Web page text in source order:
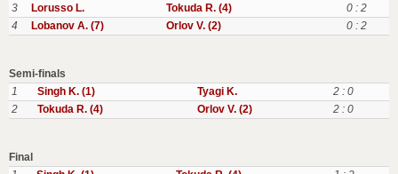
3
Lorusso L. Tokuda R. (4)
0 : 2
4
Lobanov A. (7) Orlov V. (2) 0 : 2
Semi-finals
1
Singh K. (1) Tyagi K.
2 : 0
2
Tokuda R. (4) Orlov V. (2) 2 : 0
Final